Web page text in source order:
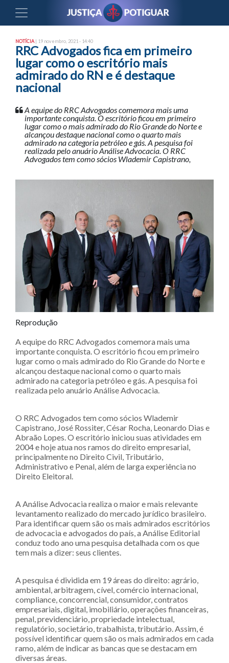
NOTÍCIA | 19 novembro, 2021 - 14:40
RRC Advogados fica em primeiro
lugar como o escritório mais
admirado do RN e é destaque
nacional
A equipe do RRC Advogados comemora mais uma
importante conquista. O escritório ficou em primeiro
lugar como o mais admirado do Rio Grande do Norte e
alcançou destaque nacional como o quarto mais
admirado na categoria petróleo e gás. A pesquisa foi
realizada pelo anuário Análise Advocacia. O RRC
Advogados tem como sócios Wlademir Capistrano,
Reprodução
A equipe do RRC Advogados comemora mais uma
importante conquista. O escritório ficou em primeiro
lugar como o mais admirado do Rio Grande do Norte e
alcançou destaque nacional como o quarto mais
admirado na categoria petróleo e gás. A pesquisa foi
realizada pelo anuário Análise Advocacia.
O RRC Advogados tem como sócios Wlademir
Capistrano, José Rossiter, César Rocha, Leonardo Dias e
Abraão Lopes. O escritório iniciou suas atividades em
2004 e hoje atua nos ramos do direito empresarial,
principalmente no Direito Civil, Tributário,
Administrativo e Penal, além de larga experiência no
Direito Eleitoral.
A Análise Advocacia realiza o maior e mais relevante
levantamento realizado do mercado jurídico brasileiro.
Para identificar quem são os mais admirados escritórios
de advocacia e advogados do país, a Análise Editorial
conduz todo ano uma pesquisa detalhada com os que
tem mais a dizer: seus clientes.
A pesquisa é dividida em 19 áreas do direito: agrário,
ambiental, arbitragem, cível, comércio internacional,
compliance, concorrencial, consumidor, contratos
empresariais, digital, imobiliário, operações financeiras,
penal, previdenciário, propriedade intelectual,
regulatório, societário, trabalhista, tributário. Assim, é
possível identificar quem são os mais admirados em cada
ramo, além de indicar as bancas que se destacam em
diversas áreas.